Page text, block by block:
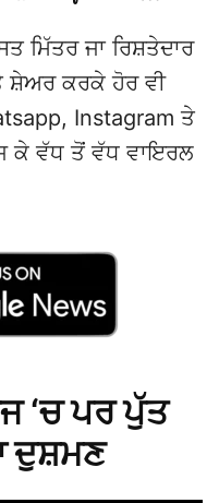
ਮਿੱਤਰ ਜਾ ਰਿਸ਼ਤੇਦਾਰ
ਸ਼ੇਅਰ ਕਰਕੇ ਹੋਰ ਵੀ
Instagram ਤੇ
ਕੇ ਵੱਧ ਤੋਂ ਵੱਧ ਵਾਇਰਲ
‘ਚ ਪਰ ਪੁੱਤ
ਦੁਸ਼ਮਣ